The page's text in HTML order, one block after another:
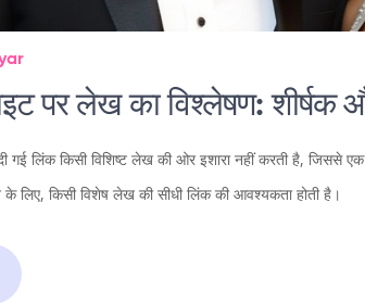
पर लेख का विश्लेषण: शीर्षक
गई लिंक किसी विशिष्ट लेख की ओर इशारा नहीं करती है, जिससे
के लिए, किसी विशेष लेख की सीधी लिंक की आवश्यकता होती है।